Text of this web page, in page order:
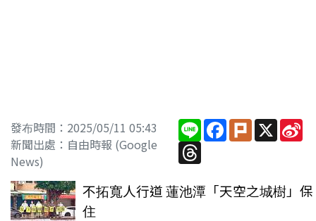
發布時間：2025/05/11 05:43
新聞出處：自由時報 (Google
News)
Line Facebook
PlurkX
Threads
不拓寬人行道 蓮池潭「天空之城樹」保
住